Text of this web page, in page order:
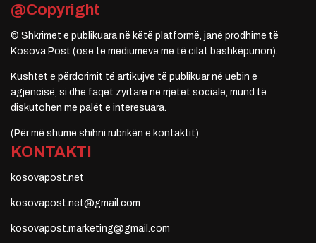
@Copyright
© Shkrimet e publikuara në këtë platformë, janë prodhime të
Kosova Post (ose të mediumeve me të cilat bashkëpunon).
Kushtet e përdorimit të artikujve të publikuar në uebin e
agjencisë, si dhe faqet zyrtare në rrjetet sociale, mund të
diskutohen me palët e interesuara.
(Për më shumë shihni rubrikën e kontaktit)
KONTAKTI
kosovapost.net
kosovapost.net@gmail.com
kosovapost.marketing@gmail.com